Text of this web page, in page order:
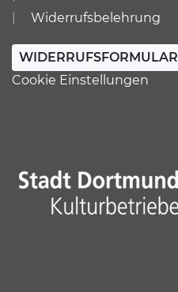
Widerrufsbelehrung
WIDERRUFSFORMULAR
Cookie Einstellungen